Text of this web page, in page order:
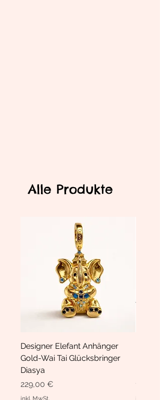
Alle Produkte
Designer Elefant Anhänger
Gold-Wai Tai Glücksbringer
Diasya
Preis
229,00 €
inkl. MwSt.
Preis
189,00